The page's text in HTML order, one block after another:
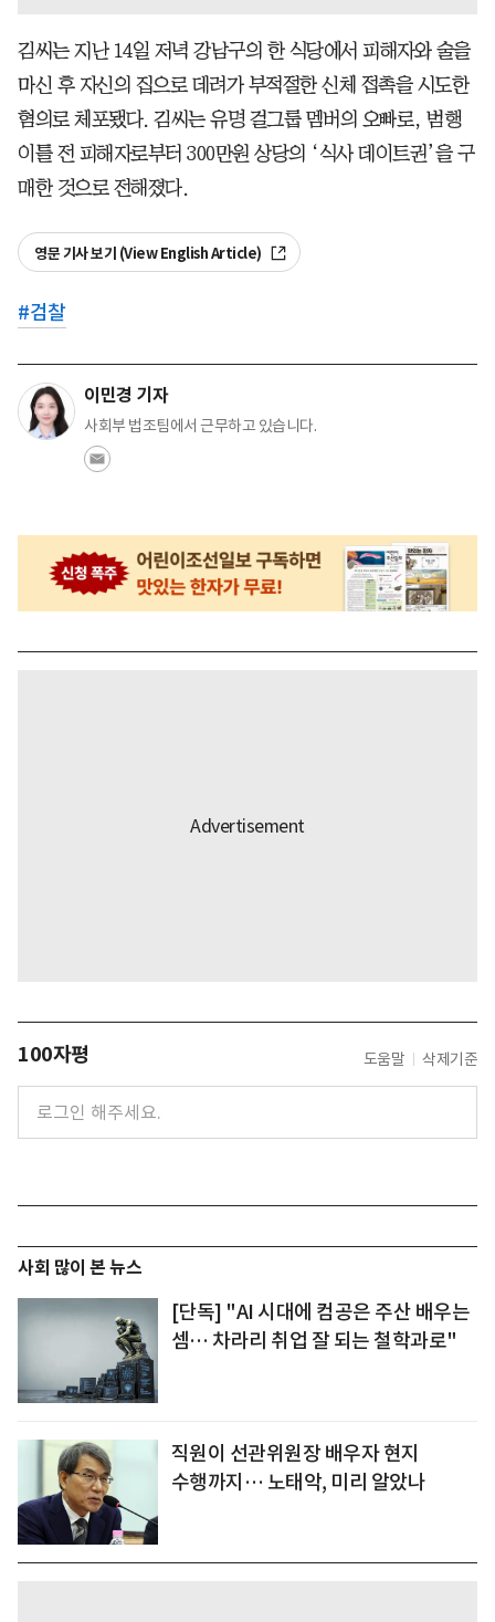
김씨는 지난 14일 저녁 강남구의 한 식당에서 피해자와 술을
마신 후 자신의 집으로 데려가 부적절한 신체 접촉을 시도한
혐의로 체포됐다. 김씨는 유명 걸그룹 멤버의 오빠로, 범행
이틀 전 피해자로부터 300만원 상당의 ‘식사 데이트권’을 구
매한 것으로 전해졌다.
영문 기사 보기 (View English Article)
#검찰
이민경 기자
사회부 법조팀에서 근무하고 있습니다.
100자평 도움말 삭제기준
사회 많이 본 뉴스
[단독] "AI 시대에 컴공은 주산 배우는
셈… 차라리 취업 잘 되는 철학과로"
직원이 선관위원장 배우자 현지
수행까지… 노태악, 미리 알았나